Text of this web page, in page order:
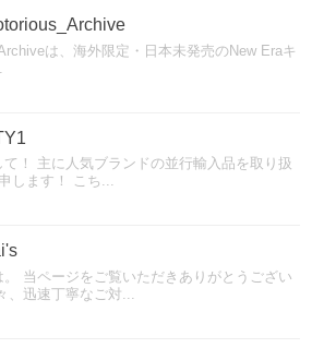
は、海外限定・日本未発売のNew Eraキ
て！ 主に人気ブランドの並行輸入品を取り扱
します！ こち...
。 当ページをご覧いただきありがとうござい
、迅速丁寧なご対...